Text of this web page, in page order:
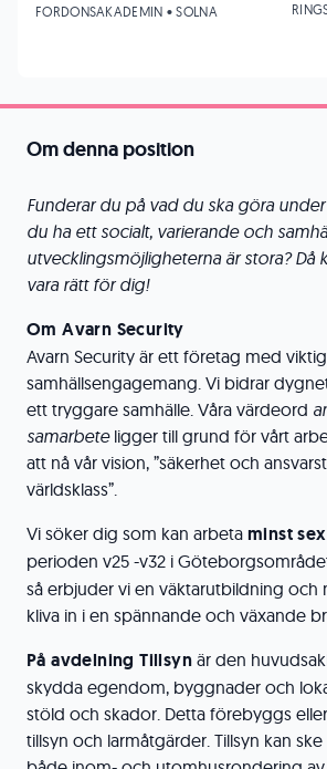
Om denna position
Funderar du på vad du ska göra
du ha ett socialt, varierande och
utvecklingsmöjligheterna är stora? Då
vara rätt för dig!
Om Avarn Security
Avarn Security är ett företag med
samhällsengagemang. Vi bidrar
ett tryggare samhälle. Våra värdeord
samarbeteligger till grund för vårt
att nå vår vision, ”säkerhet och
världsklass”.
Vi söker dig som kan arbeta minst
perioden v25 -v32 i
så erbjuder vi en väktarutbildning och
kliva in i en spännande och växande
På avdelning Tillsyn är den
skydda egendom, byggnader och
stöld och skador. Detta förebyggs
tillsyn och larmåtgärder. Tillsyn kan ske
FORDONSAKADEMIN • SOLNA